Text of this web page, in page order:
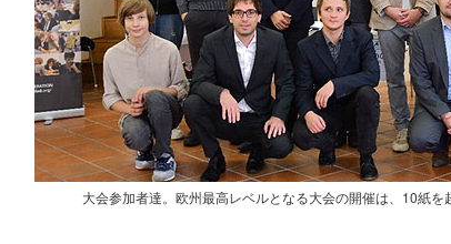
大会参加者達。欧州最高レベルとなる大会の開催は、10紙を